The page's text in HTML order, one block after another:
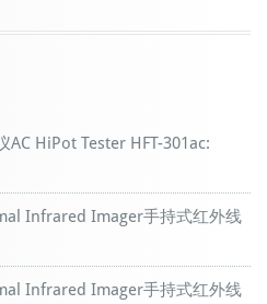
HiPot Tester HFT-301ac:
Infrared Imager手持式红外线
Infrared Imager手持式红外线